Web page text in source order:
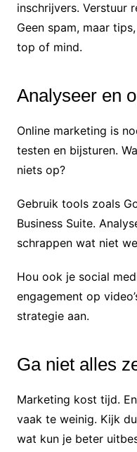
inschrijvers. Verstuur
Geen spam, maar
top of mind.
Analyseer en
Online marketing is
testen en bijsturen.
niets op?
Gebruik tools zoals
Business Suite.
schrappen wat niet
Hou ook je social
engagement op
strategie aan.
Ga niet alles
Marketing kost tijd.
vaak te weinig. Kijk
wat kun je beter